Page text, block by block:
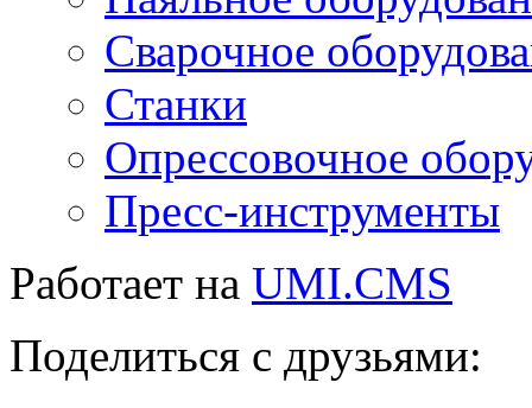
Сварочное
Станки
Опрессовочное
Пресс-инструменты
Работает на UMI.CMS
Поделиться с друзьями: